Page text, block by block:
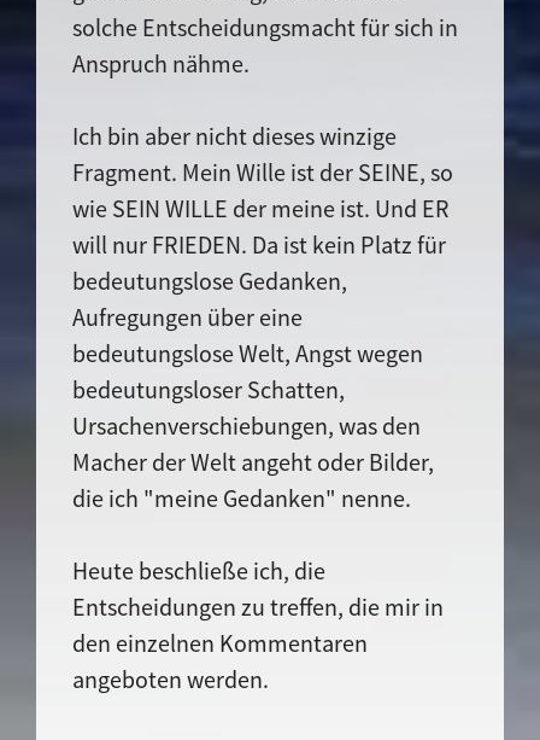
solche Entscheidungsmacht für sich in
Anspruch nähme.
Ich bin aber nicht dieses winzige
Fragment. Mein Wille ist der SEINE, so
wie SEIN WILLE der meine ist. Und ER
will nur FRIEDEN. Da ist kein Platz für
bedeutungslose Gedanken,
Aufregungen über eine
bedeutungslose Welt, Angst wegen
bedeutungsloser Schatten,
Ursachenverschiebungen, was den
Macher der Welt angeht oder Bilder,
die ich "meine Gedanken" nenne.
Heute beschließe ich, die
Entscheidungen zu treffen, die mir in
den einzelnen Kommentaren
angeboten werden.